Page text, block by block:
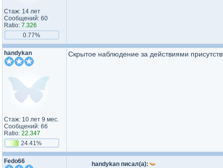
Стаж: 14 лет
Сообщений: 60
Ratio: 7.326
0.77%
handykan
Стаж: 10 лет 9 мес.
Сообщений: 66
Ratio: 22.347
24.41%
Скрытое наблюдение за действиями
Fedo66 handykan писал(а):